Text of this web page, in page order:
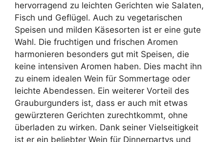
hervorragend zu leichten Gerichten wie Salaten,
Fisch und Geflügel. Auch zu vegetarischen
Speisen und milden Käsesorten ist er eine gute
Wahl. Die fruchtigen und frischen Aromen
harmonieren besonders gut mit Speisen, die
keine intensiven Aromen haben. Dies macht ihn
zu einem idealen Wein für Sommertage oder
leichte Abendessen. Ein weiterer Vorteil des
Grauburgunders ist, dass er auch mit etwas
gewürzteren Gerichten zurechtkommt, ohne
überladen zu wirken. Dank seiner Vielseitigkeit
ist er ein beliebter Wein für Dinnerpartys und